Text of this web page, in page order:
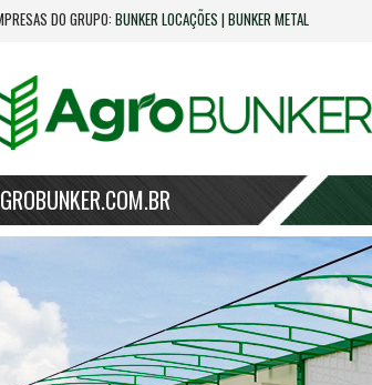
DO GRUPO:BUNKER LOCAÇÕES |BUNKER METAL